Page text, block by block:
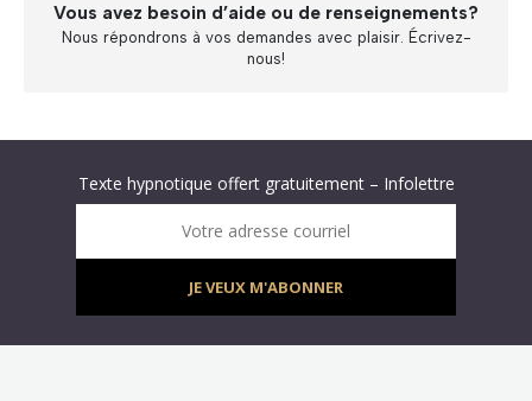
Vous avez besoin d’aide ou de renseignements?
Nous répondrons à vos demandes avec plaisir. Écrivez-
nous!
Texte hypnotique offert gratuitement – Infolettre
Infolettre : obtenez un MP3 d’hypnose gratuit !
Votre adresse courriel
JE VEUX M'ABONNER